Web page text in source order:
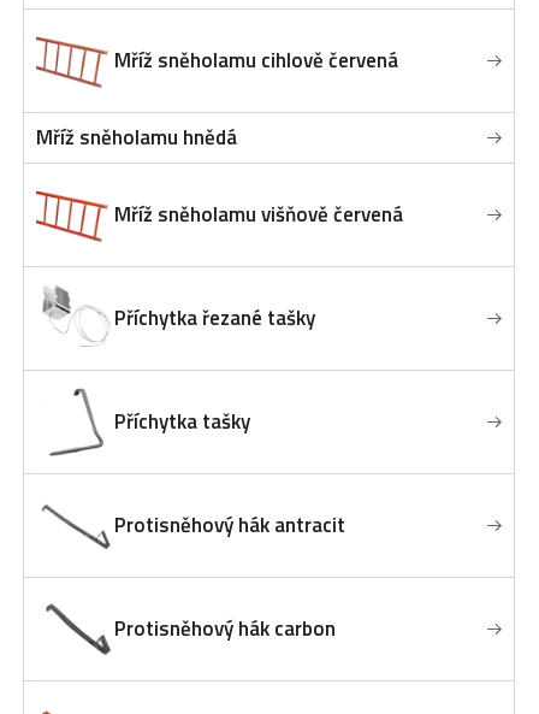
Mříž sněholamu cihlově červená
Mříž sněholamu hnědá
Mříž sněholamu višňově červená
Příchytka řezané tašky
Příchytka tašky
Protisněhový hák antracit
Protisněhový hák carbon